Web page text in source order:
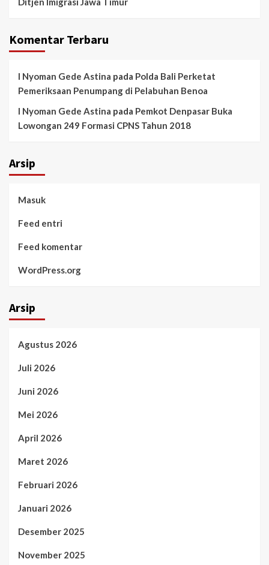
Komentar Terbaru
I Nyoman Gede Astina pada Polda Bali Perketat
Pemeriksaan Penumpang di Pelabuhan Benoa
I Nyoman Gede Astina pada Pemkot Denpasar Buka
Lowongan 249 Formasi CPNS Tahun 2018
Arsip
Masuk
Feed entri
Feed komentar
WordPress.org
Arsip
Agustus 2026
Juli 2026
Juni 2026
Mei 2026
April 2026
Maret 2026
Februari 2026
Januari 2026
Desember 2025
November 2025